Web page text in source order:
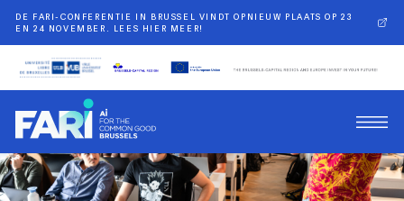
DE FARI-CONFERENTIE IN BRUSSEL VINDT OPNIEUW PLAATS OP 23
EN 24 NOVEMBER. LEES HIER MEER!
Terug